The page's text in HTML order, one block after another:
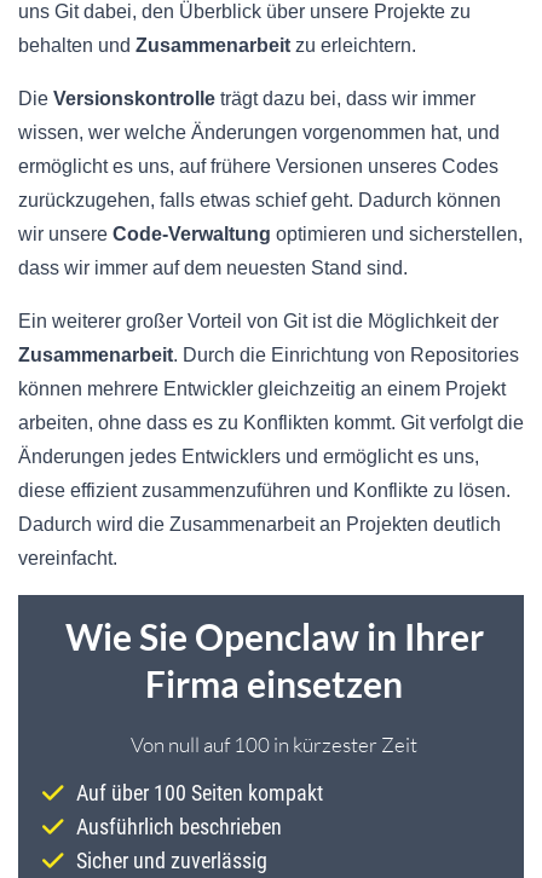
uns Git dabei, den Überblick über unsere Projekte zu
behalten und Zusammenarbeit zu erleichtern.
Die Versionskontrolle trägt dazu bei, dass wir immer
wissen, wer welche Änderungen vorgenommen hat, und
ermöglicht es uns, auf frühere Versionen unseres Codes
zurückzugehen, falls etwas schief geht. Dadurch können
wir unsere Code-Verwaltung optimieren und sicherstellen,
dass wir immer auf dem neuesten Stand sind.
Ein weiterer großer Vorteil von Git ist die Möglichkeit der
Zusammenarbeit. Durch die Einrichtung von Repositories
können mehrere Entwickler gleichzeitig an einem Projekt
arbeiten, ohne dass es zu Konflikten kommt. Git verfolgt die
Änderungen jedes Entwicklers und ermöglicht es uns,
diese effizient zusammenzuführen und Konflikte zu lösen.
Dadurch wird die Zusammenarbeit an Projekten deutlich
vereinfacht.